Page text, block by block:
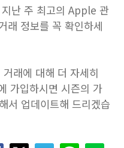
난 주 최고의 Apple 관
래 정보를 꼭 확인하세
래에 대해 더 자세히
가입하시면 시즌의 가
서 업데이트해 드리겠습